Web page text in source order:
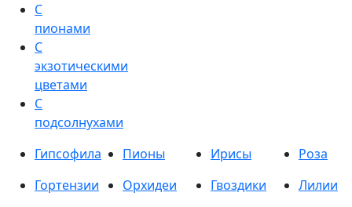
С
пионами
С
экзотическими
цветами
С
подсолнухами
Гипсофила
Пионы Ирисы
Роза
Гортензии
Орхидеи Гвоздики
Лилии